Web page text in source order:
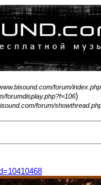
forum/index.php
forumdisplay.php?f=106)
forum/